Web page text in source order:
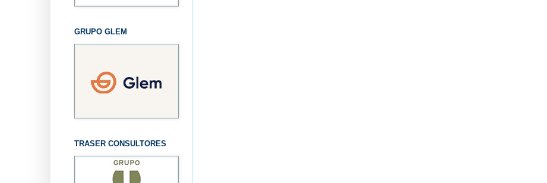
GRUPO GLEM
TRASER CONSULTORES